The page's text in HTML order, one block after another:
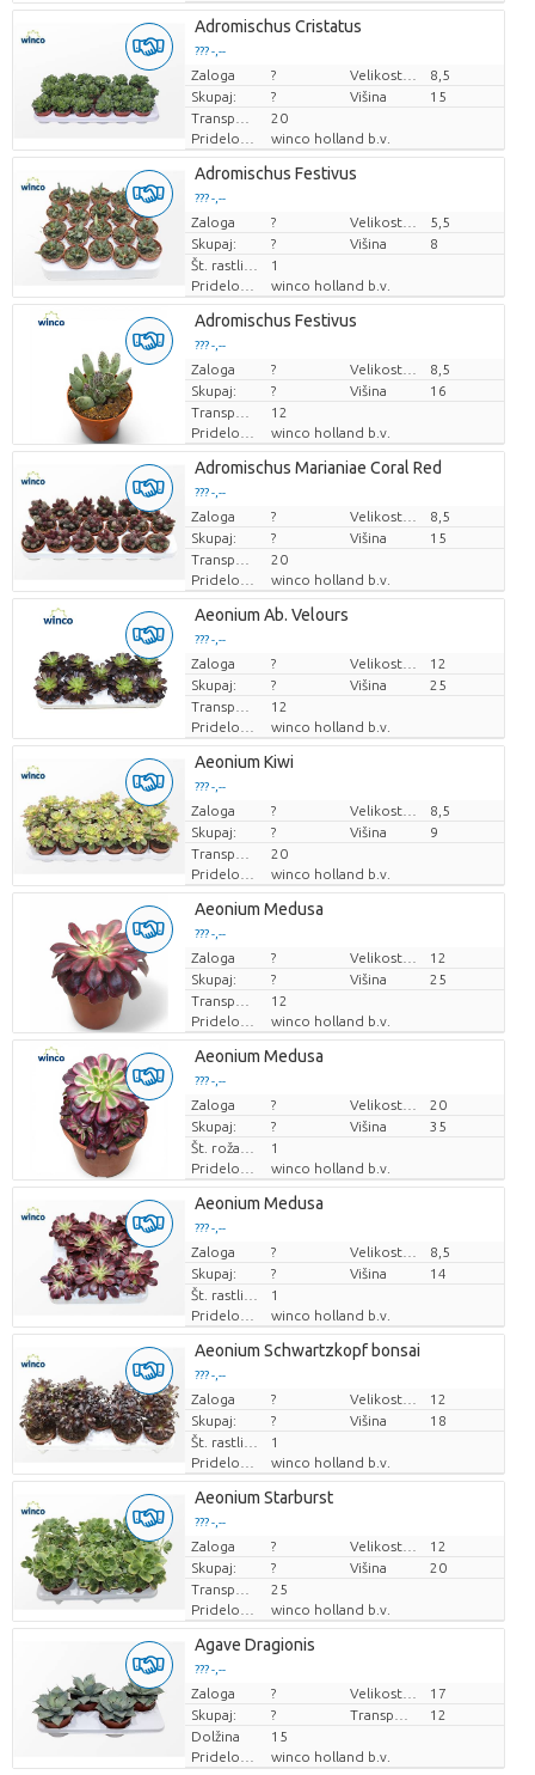
Adromischus Cristatus
??? -,--
Cena za kos
Zaloga ?
8,5
Skupaj:
? Višina
15
20
winco holland b.v.
Adromischus Festivus
??? -,--
Cena za kos
Zaloga ?
5,5
Skupaj:
? Višina
8
1
winco holland b.v.
Adromischus Festivus
??? -,--
Cena za kos
Zaloga ?
8,5
Skupaj:
? Višina
16
12
winco holland b.v.
Adromischus Marianiae Coral Red
??? -,--
Cena za kos
Zaloga ?
8,5
Skupaj:
? Višina
15
20
winco holland b.v.
Aeonium Ab. Velours
??? -,--
Cena za kos
Zaloga ?
12
Skupaj:
? Višina
25
12
winco holland b.v.
Aeonium Kiwi
??? -,--
Cena za kos
Zaloga ?
8,5
Skupaj:
? Višina
9
20
winco holland b.v.
Aeonium Medusa
??? -,--
Cena za kos
Zaloga ?
12
Skupaj:
? Višina
25
12
winco holland b.v.
Aeonium Medusa
??? -,--
Cena za kos
Zaloga ?
20
Skupaj:
? Višina
35
1
winco holland b.v.
Aeonium Medusa
??? -,--
Cena za kos
Zaloga ?
8,5
Skupaj:
? Višina
14
1
winco holland b.v.
Aeonium Schwartzkopf bonsai
??? -,--
Cena za kos
Zaloga ?
12
Skupaj:
? Višina
18
1
winco holland b.v.
Aeonium Starburst
??? -,--
Cena za kos
Zaloga ?
12
Skupaj:
? Višina
20
25
winco holland b.v.
Agave Dragionis
??? -,--
Cena za kos
Zaloga ?
17
Skupaj:
?
12
Dolžina
15
winco holland b.v.